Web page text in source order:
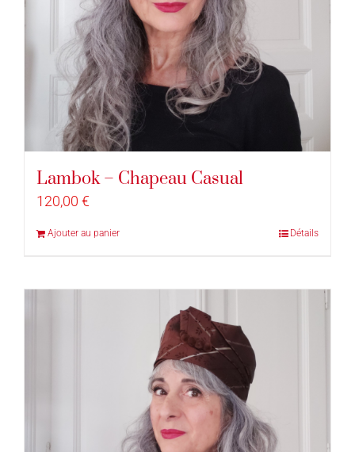
Lambok – Chapeau Casual
120,00 €
Ajouter au panier Détails